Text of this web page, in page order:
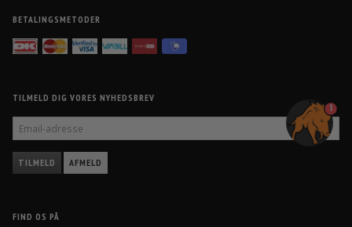
BETALINGSMETODER
TILMELD DIG VORES NYHEDSBREV
ADRESSE
TILMELD AFMELD
FIND OS PÅ
1